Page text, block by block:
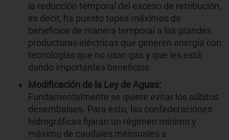
la reducción temporal del exceso de retribución,
es decir, ha puesto topes máximos de
beneficios de manera temporal a las grandes
productoras eléctricas que generen energía con
tecnologías que no usan gas y que les está
dando importantes beneficios.
Modificación de la Ley de Aguas:
Fundamentalmente se quiere evitar los súbitos
desembalses. Para esto, las confederaciones
hidrográficas fijarán un régimen mínimo y
máximo de caudales mensuales a